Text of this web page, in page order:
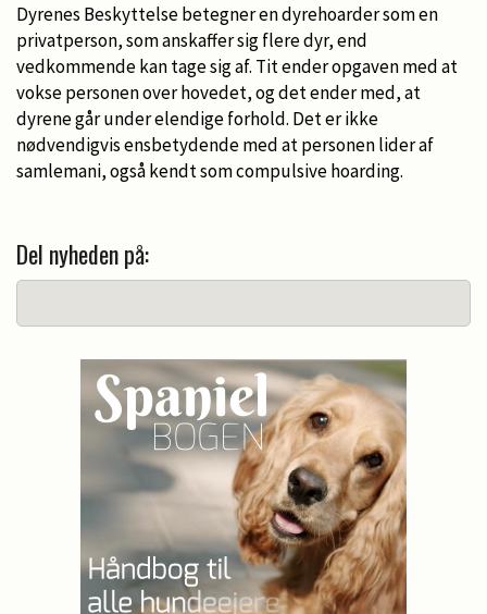
Dyrenes Beskyttelse betegner en dyrehoarder som en
privatperson, som anskaffer sig flere dyr, end
vedkommende kan tage sig af. Tit ender opgaven med at
vokse personen over hovedet, og det ender med, at
dyrene går under elendige forhold. Det er ikke
nødvendigvis ensbetydende med at personen lider af
samlemani, også kendt som compulsive hoarding.
Del nyheden på: